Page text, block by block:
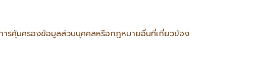
ารคุ้มครองข้อมูลส่วนบุคคลหรือกฎหมายอื่นที่เกี่ยวข้อง